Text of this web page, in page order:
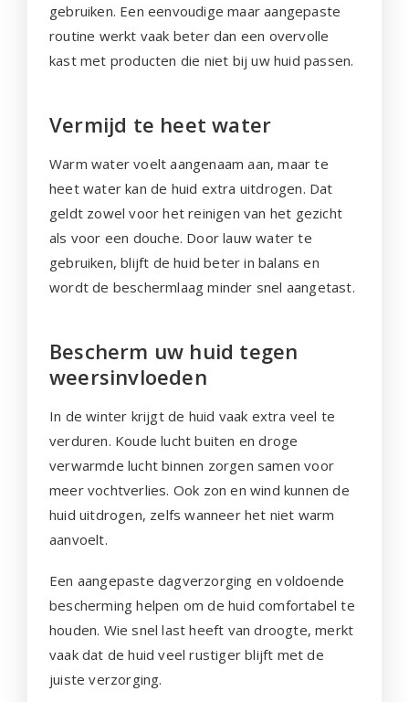
gebruiken. Een eenvoudige maar aangepaste
routine werkt vaak beter dan een overvolle
kast met producten die niet bij uw huid passen.
Vermijd te heet water
Warm water voelt aangenaam aan, maar te
heet water kan de huid extra uitdrogen. Dat
geldt zowel voor het reinigen van het gezicht
als voor een douche. Door lauw water te
gebruiken, blijft de huid beter in balans en
wordt de beschermlaag minder snel aangetast.
Bescherm uw huid tegen
weersinvloeden
In de winter krijgt de huid vaak extra veel te
verduren. Koude lucht buiten en droge
verwarmde lucht binnen zorgen samen voor
meer vochtverlies. Ook zon en wind kunnen de
huid uitdrogen, zelfs wanneer het niet warm
aanvoelt.
Een aangepaste dagverzorging en voldoende
bescherming helpen om de huid comfortabel te
houden. Wie snel last heeft van droogte, merkt
vaak dat de huid veel rustiger blijft met de
juiste verzorging.